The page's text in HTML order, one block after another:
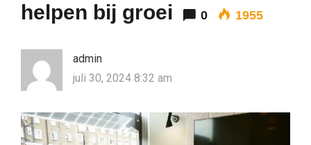
helpen bij groei
0 1955
admin
juli 30, 2024 8:32 am